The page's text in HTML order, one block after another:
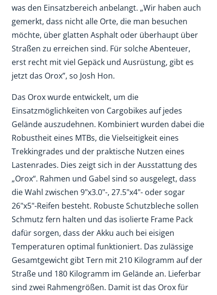
was den Einsatzbereich anbelangt. „Wir haben auch
gemerkt, dass nicht alle Orte, die man besuchen
möchte, über glatten Asphalt oder überhaupt über
Straßen zu erreichen sind. Für solche Abenteuer,
erst recht mit viel Gepäck und Ausrüstung, gibt es
jetzt das Orox”, so Josh Hon.
Das Orox wurde entwickelt, um die
Einsatzmöglichkeiten von Cargobikes auf jedes
Gelände auszudehnen. Kombiniert wurden dabei die
Robustheit eines MTBs, die Vielseitigkeit eines
Trekkingrades und der praktische Nutzen eines
Lastenrades. Dies zeigt sich in der Ausstattung des
„Orox“. Rahmen und Gabel sind so ausgelegt, dass
die Wahl zwischen 9"x3.0"-, 27.5"x4"- oder sogar
26"x5"-Reifen besteht. Robuste Schutzbleche sollen
Schmutz fern halten und das isolierte Frame Pack
dafür sorgen, dass der Akku auch bei eisigen
Temperaturen optimal funktioniert. Das zulässige
Gesamtgewicht gibt Tern mit 210 Kilogramm auf der
Straße und 180 Kilogramm im Gelände an. Lieferbar
sind zwei Rahmengrößen. Damit ist das Orox für